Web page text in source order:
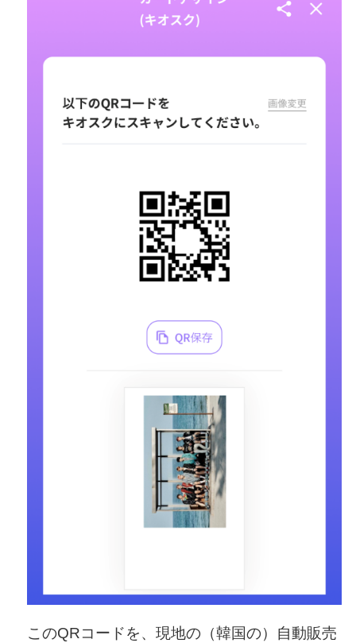
このQRコードを、現地の（韓国の）自動販売